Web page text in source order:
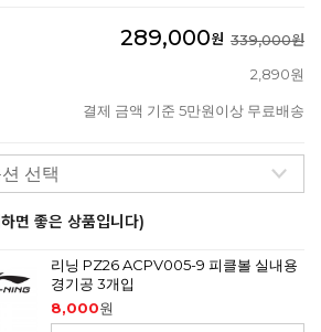
289,000원 339,000원
2,890원
결제 금액 기준 5만원이상 무료배송
면 좋은 상품입니다)
리닝 PZ26 ACPV005-9 피클볼 실내용
경기공 3개입
8,000원